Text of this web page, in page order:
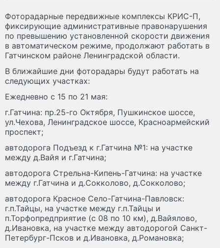
Фоторадарные передвижные комплексы КРИС-П,
фиксирующие административные правонарушения
по превышению установленной скорости движения
в автоматическом режиме, продолжают работать в
Гатчинском районе Ленинградской области.
В ближайшие дни фоторадары будут работать на
следующих участках:
Ежедневно с 15 по 21 мая:
г.Гатчина: пр.25-го Октября, Пушкинское шоссе,
ул.Чехова, Ленинградское шоссе, Красноармейский
проспект;
автодорога Подъезд к г.Гатчина №1: на участке
между д.Вайя и г.Гатчина;
автодорога Стрельна-Кипень-Гатчина: на участке
между г.Гатчина и д.Сокколово, д.Сокколово;
автодорога Красное Село-Гатчина-Павловск:
г.п.Тайцы, на участке между г.п.Тайцы и
п.Торфопредприятие (с 08 по 10 км), д.Вайялово,
д.Ивановка, на участке между автодорогой Санкт-
Петербург-Псков и д.Ивановка, д.Романовка;